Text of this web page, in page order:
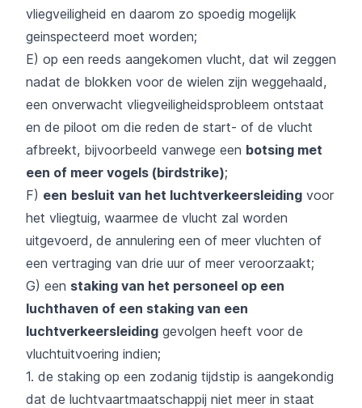
vliegveiligheid en daarom zo spoedig mogelijk
geinspecteerd moet worden;
E) op een reeds aangekomen vlucht, dat wil zeggen
nadat de blokken voor de wielen zijn weggehaald,
een onverwacht vliegveiligheidsprobleem ontstaat
en de piloot om die reden de start- of de vlucht
afbreekt, bijvoorbeeld vanwege een botsing met
een of meer vogels (birdstrike);
F) een besluit van het luchtverkeersleiding voor
het vliegtuig, waarmee de vlucht zal worden
uitgevoerd, de annulering een of meer vluchten of
een vertraging van drie uur of meer veroorzaakt;
G) een staking van het personeel op een
luchthaven of een staking van een
luchtverkeersleiding gevolgen heeft voor de
vluchtuitvoering indien;
1. de staking op een zodanig tijdstip is aangekondig
dat de luchtvaartmaatschappij niet meer in staat